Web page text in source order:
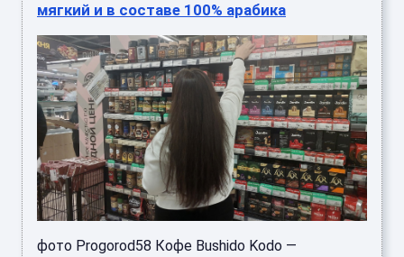
мягкий и в составе 100% арабика
фото Progorod58 Кофе Bushido Kodo —